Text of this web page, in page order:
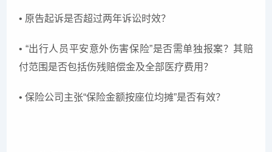
• 原告起诉是否超过两年诉讼时效？
• “出行人员平安意外伤害保险”是否需单独报案？其赔
付范围是否包括伤残赔偿金及全部医疗费用？
• 保险公司主张“保险金额按座位均摊”是否有效？